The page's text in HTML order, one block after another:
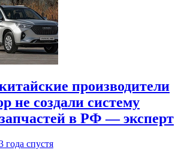
производители
не создали систему
в РФ — эксперт
года спустя